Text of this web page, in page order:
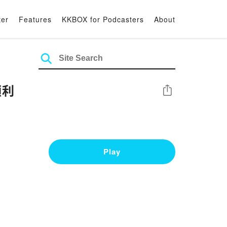
Features KKBOX for Podcasters About
Share
Play